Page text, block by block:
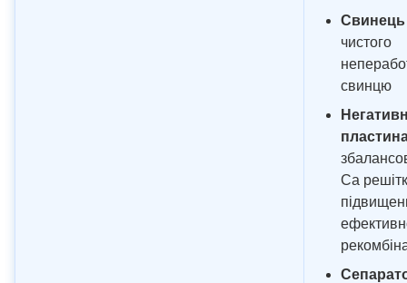
Свинець
чистого
свинцю
Ca